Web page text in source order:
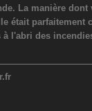
La manière
était parfaitement
l'abri des